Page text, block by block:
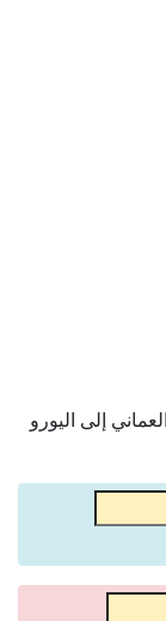
إلى اليورو